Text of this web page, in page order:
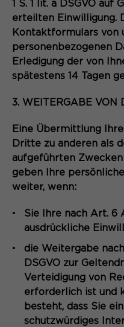
1 S. 1 lit. a DSGVO
erteilten Einwilligung.
Kontaktformulars von
personenbezogenen
Erledigung der von
spätestens 14 Tagen
3. WEITERGABE VON
Eine Übermittlung
Dritte zu anderen als
aufgeführten
geben Ihre
weiter, wenn:
Sie Ihre nach Art. 6
ausdrückliche
die Weitergabe
DSGVO zur
Verteidigung von
erforderlich ist und
besteht, dass Sie
schutzwürdiges